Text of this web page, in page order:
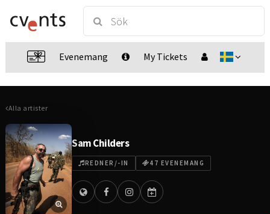
Evenemang My Tickets
Alla artister
Sam Childers
REDNER/-IN 47 EVENEMANG